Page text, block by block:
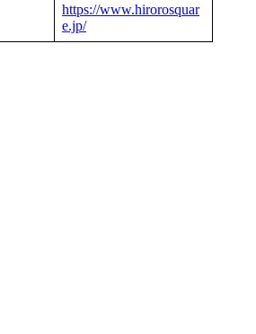
https://www.hirorosquar
e.jp/